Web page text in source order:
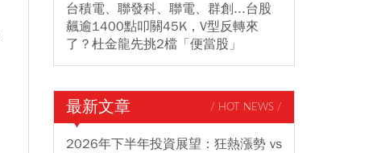
台積電、聯發科、聯電、群創...台股
飆逾1400點叩關45K，V型反轉來
了？杜金龍先挑2檔「便當股」
最新文章 / HOT NEWS /
2026年下半年投資展望：狂熱漲勢 vs